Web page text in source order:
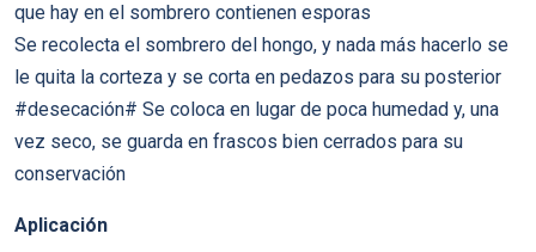
que hay en el sombrero contienen esporas
Se recolecta el sombrero del hongo, y nada más hacerlo se
le quita la corteza y se corta en pedazos para su posterior
#desecación# Se coloca en lugar de poca humedad y, una
vez seco, se guarda en frascos bien cerrados para su
conservación
Aplicación